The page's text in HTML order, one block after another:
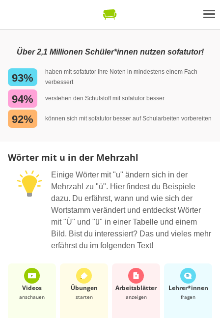
Über 2,1 Millionen Schüler*innen nutzen sofatutor!
93%
haben mit sofatutor ihre Noten in mindestens einem Fach
verbessert
94% verstehen den Schulstoff mit sofatutor besser
92% können sich mit sofatutor besser auf Schularbeiten vorbereiten
Wörter mit u in der Mehrzahl
Einige Wörter mit "u" ändern sich in der
Mehrzahl zu "ü". Hier findest du Beispiele
dazu. Du erfährst, wann und wie sich der
Wortstamm verändert und entdeckst Wörter
mit "Ü" und "ü" in einer Tabelle und einem
Bild. Bist du interessiert? Das und vieles mehr
erfährst du im folgenden Text!
Videos
anschauen
Übungen
starten
Arbeits­blätter
anzeigen
Lehrer*​innen
fragen